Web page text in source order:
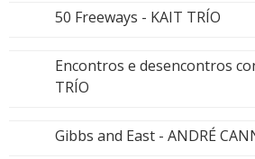
50 Freeways - KAIT TRÍO
Encontros e desencontros
TRÍO
Gibbs and East - ANDRÉ